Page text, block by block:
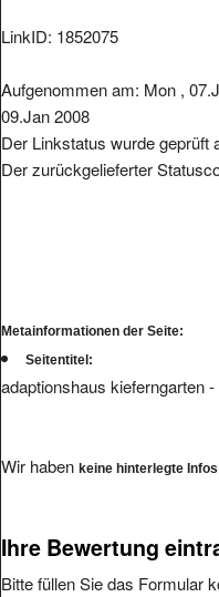
LinkID: 1852075
Aufgenommen am: Mon ,
09.Jan 2008
Der Linkstatus wurde geprüft
Der zurückgelieferter
Metainformationen der Seite:
Seitentitel:
adaptionshaus kieferngarten
Wir haben keine hinterlegte
Ihre Bewertung
Bitte füllen Sie das Formular